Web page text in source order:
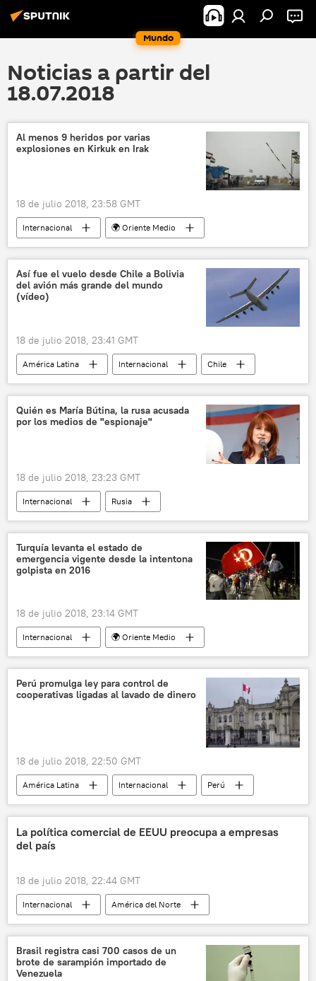
Mundo
Noticias a partir del
18.07.2018
Al menos 9 heridos por varias
explosiones en Kirkuk en Irak
18 de julio 2018, 23:58 GMT
Internacional
🌍 Oriente Medio
Kirkuk
Irak
explosiones
noticias
Así fue el vuelo desde Chile a Bolivia
del avión más grande del mundo
(vídeo)
18 de julio 2018, 23:41 GMT
América Latina Internacional
Chile
Bolivia
An-225 Mriya noticias
Quién es María Bútina, la rusa acusada
por los medios de "espionaje"
18 de julio 2018, 23:23 GMT
Internacional
Rusia
EEUU abre un caso penal contra la rusa María Bútina
EEUU
María Bútina
Turquía levanta el estado de
emergencia vigente desde la intentona
golpista en 2016
18 de julio 2018, 23:14 GMT
Internacional
🌍 Oriente Medio
Turquía
estado de emergencia
noticias
Perú promulga ley para control de
cooperativas ligadas al lavado de dinero
18 de julio 2018, 22:50 GMT
América Latina Internacional
Perú
lavado de dinero
noticias
La política comercial de EEUU preocupa a empresas
del país
18 de julio 2018, 22:44 GMT
Internacional
América del Norte
EEUU
comercio
🏛️ Compañías
noticias
Brasil registra casi 700 casos de un
brote de sarampión importado de
Venezuela